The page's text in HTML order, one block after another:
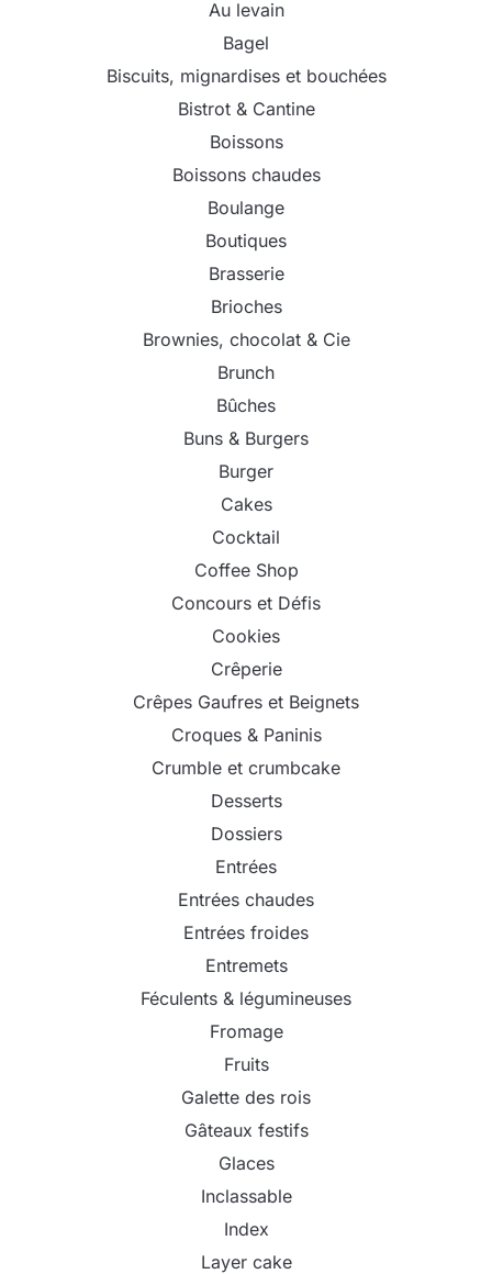
Au levain
Bagel
Biscuits, mignardises et bouchées
Bistrot & Cantine
Boissons
Boissons chaudes
Boulange
Boutiques
Brasserie
Brioches
Brownies, chocolat & Cie
Brunch
Bûches
Buns & Burgers
Burger
Cakes
Cocktail
Coffee Shop
Concours et Défis
Cookies
Crêperie
Crêpes Gaufres et Beignets
Croques & Paninis
Crumble et crumbcake
Desserts
Dossiers
Entrées
Entrées chaudes
Entrées froides
Entremets
Féculents & légumineuses
Fromage
Fruits
Galette des rois
Gâteaux festifs
Glaces
Inclassable
Index
Layer cake